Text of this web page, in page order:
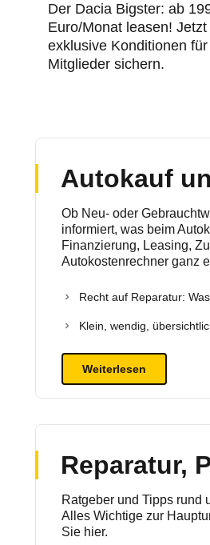
Der Dacia Bigster: ab
Euro/Monat leasen! Jetzt
exklusive Konditionen für
Mitglieder sichern.
Autokauf
Ob Neu- oder
informiert, was beim
Finanzierung, Leasing,
Autokostenrechner ganz
Recht auf Reparatur:
Klein, wendig,
Weiterlesen
Reparatur,
Ratgeber und Tipps rund
Alles Wichtige zur
Sie hier.